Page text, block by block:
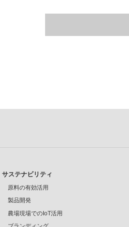
サステナビリティ
原料の有効活用
製品開発
農場現場でのIoT活用